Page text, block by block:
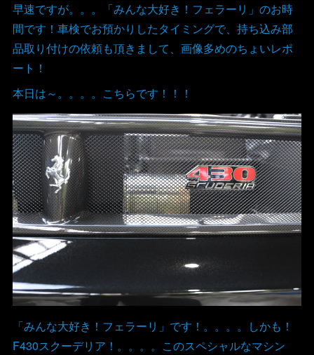
早速ですが。。。「みんな大好き！フェラーリ」のお時
間です！車検でお預かりしたタイミングで、持ち込み部
品取り付けの依頼も頂きまして、画像多めのちょいレポ
ート！
本日は～。。。。こちらです！！！
「みんな大好き！フェラーリ」です！。。。。しかも！
F430スクーデリア！。。。。このスペシャルなマシン